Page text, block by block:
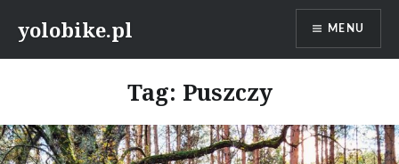
yolobike.pl MENU
Tag: Puszczy